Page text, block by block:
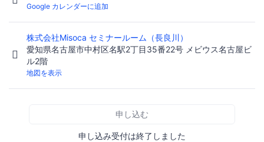
Google カレンダーに追加
株式会社Misoca セミナールーム（長良川）
愛知県名古屋市中村区名駅2丁目35番22号 メビウス名古屋ビ
ル2階
地図を表示
申し込む
申し込み受付は終了しました